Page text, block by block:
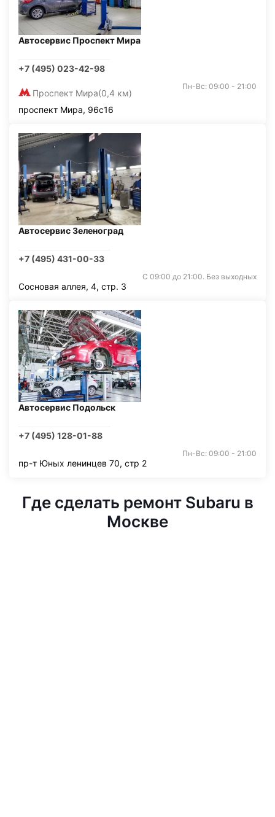
Автосервис Проспект Мира
+7 (495) 023-42-98
Проспект Мира(0,4 км)
Пн-Вс: 09:00 - 21:00
проспект Мира, 96с16
Автосервис Зеленоград
+7 (495) 431-00-33
С 09:00 до 21:00. Без выходных
Сосновая аллея, 4, стр. 3
Автосервис Подольск
+7 (495) 128-01-88
Пн-Вс: 09:00 - 21:00
пр-т Юных ленинцев 70, стр 2
Где сделать ремонт Subaru в
Москве